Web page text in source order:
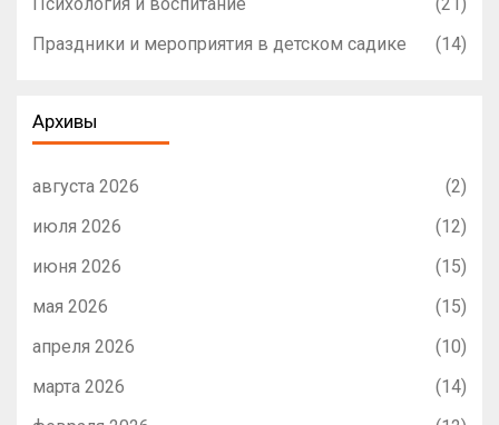
Праздники и мероприятия в детском садике
(14)
Архивы
августа 2026
(2)
июля 2026
(12)
июня 2026
(15)
мая 2026
(15)
апреля 2026
(10)
марта 2026
(14)